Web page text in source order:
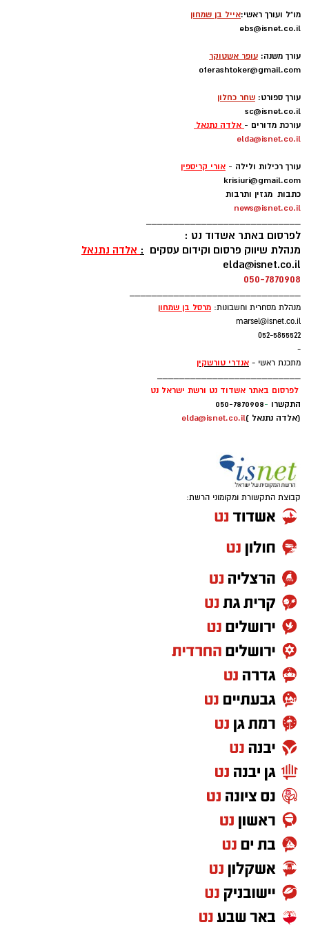
מו"ל ועורך ראשי:אייל בן שמחון
ebs@isnet.co.il
עורך משנה: עופר אשטוקר
oferashtoker@gmail.com
עורך ספורט: שחר כחלון
sc@isnet.co.il
עורכת מדורים - אלדה נתנאל
elda@isnet.co.il
עורך רכילות ולילה - אורי קריספין
krisiuri@gmail.com
כתבות מגזין ותרבות
news@isnet.co.il
____________________________
לפרסום באתר אשדוד נט :
מנהלת שיווק פרסום וקידום עסקים : אלדה נתנאל
elda@isnet.co.il
050-7870908
_______________________________
מנהלת מסחרית וחשבונות: מרסל בן שמחון
marsel@isnet.co.il
052-5855522
-
מתכנת ראשי - אנדרי טורשקין
__________________________
לפרסום באתר אשדוד נט ורשת ישראל נט
התקשרו -
050-7870908
(אלדה נתנאל )elda@isnet.co.il
קבוצת התקשורת ומקומוני הרשת: